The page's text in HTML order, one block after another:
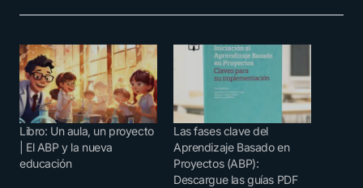
Libro: Un aula, un proyecto
| El ABP y la nueva
educación
Las fases clave del
Aprendizaje Basado en
Proyectos (ABP):
Descargue las guías PDF